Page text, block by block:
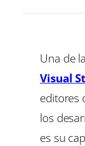
Una de
Visual
editores
los
es su